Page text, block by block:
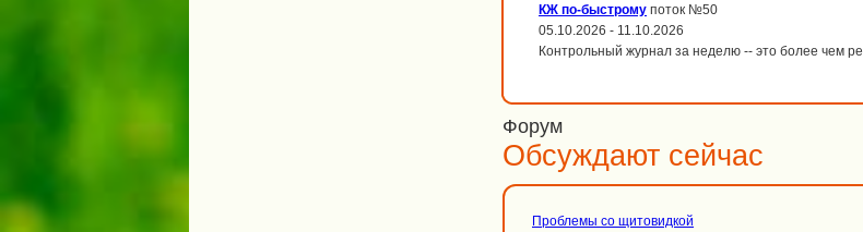
КЖ по-быстрому поток №50
05.10.2026 - 11.10.2026
Контрольный журнал за неделю -- это более чем
Форум
Обсуждают сейчас
Проблемы со щитовидкой